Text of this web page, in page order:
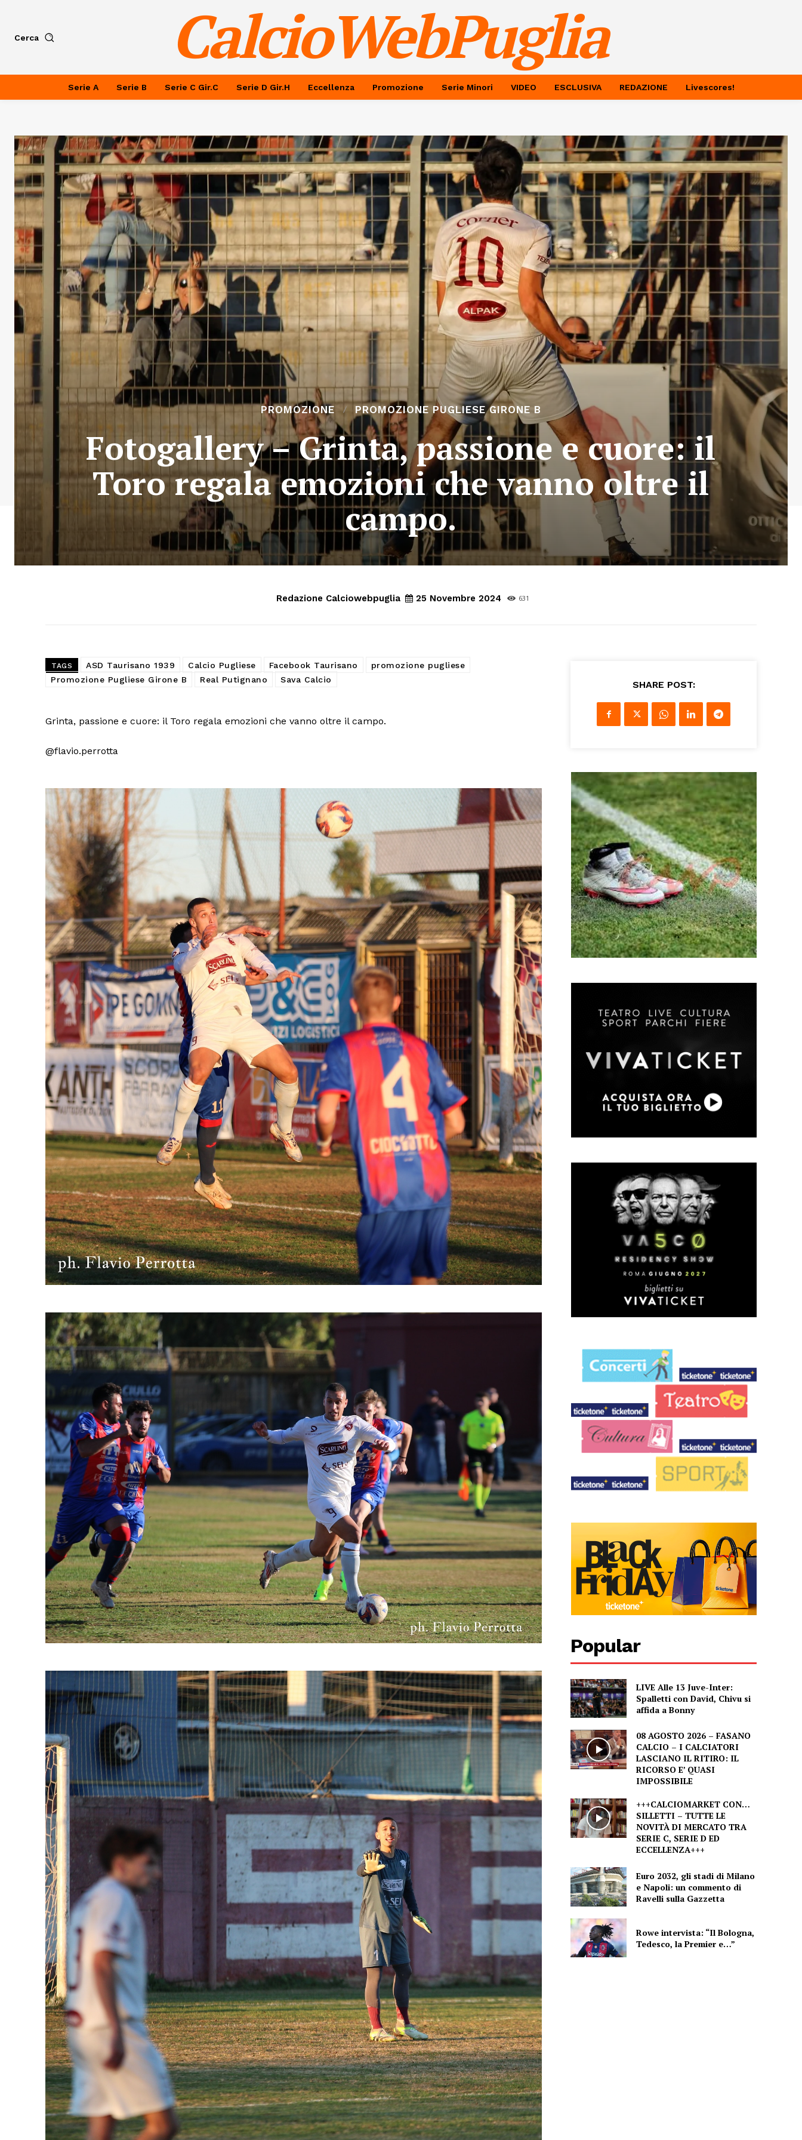
Cerca CalcioWebPuglia
Serie A Serie B Serie C Gir.C Serie D Gir.H Eccellenza Promozione Serie Minori VIDEO ESCLUSIVA REDAZIONE Livescores!
PROMOZIONE PROMOZIONE PUGLIESE GIRONE B
Fotogallery – Grinta, passione e cuore: il
Toro regala emozioni che vanno oltre il
campo.
Redazione Calciowebpuglia 25 Novembre 2024 631
TAGS ASD Taurisano 1939 Calcio Pugliese Facebook Taurisano
promozione pugliese
Promozione Pugliese Girone B
Real Putignano Sava Calcio
Grinta, passione e cuore: il Toro regala emozioni che vanno oltre il campo.
@flavio.perrotta
SHARE POST:
Popular
LIVE Alle 13 Juve-Inter:
Spalletti con David, Chivu si
affida a Bonny
08 AGOSTO 2026 – FASANO
CALCIO – I CALCIATORI
LASCIANO IL RITIRO: IL
RICORSO E’ QUASI
IMPOSSIBILE
+++CALCIOMARKET CON…
SILLETTI – TUTTE LE
NOVITÀ DI MERCATO TRA
SERIE C, SERIE D ED
ECCELLENZA+++
Euro 2032, gli stadi di Milano
e Napoli: un commento di
Ravelli sulla Gazzetta
Rowe intervista: “Il Bologna,
Tedesco, la Premier e…”